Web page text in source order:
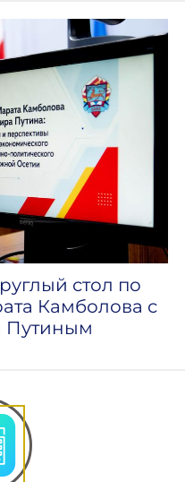
стол по
Камболова с
Путиным